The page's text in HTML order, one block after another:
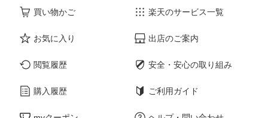
買い物かご
お気に入り
閲覧履歴
購入履歴
楽天のサービス一覧
出店のご案内
安全・安心の取り組み
ご利用ガイド